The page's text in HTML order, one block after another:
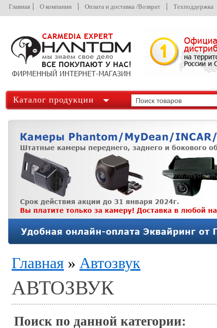
Главная О компании Оплата и доставка /Возврат Техподдержка
Каталог продукции
Главная » Автозвук
АВТОЗВУК
Поиск по данной категории: